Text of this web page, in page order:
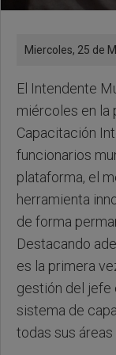
Miercoles, 25 de
El Intendente
miércoles en la
Capacitación
funcionarios
plataforma, el
herramienta
de forma
Destacando
es la primera
gestión del jefe
sistema de
todas sus áreas